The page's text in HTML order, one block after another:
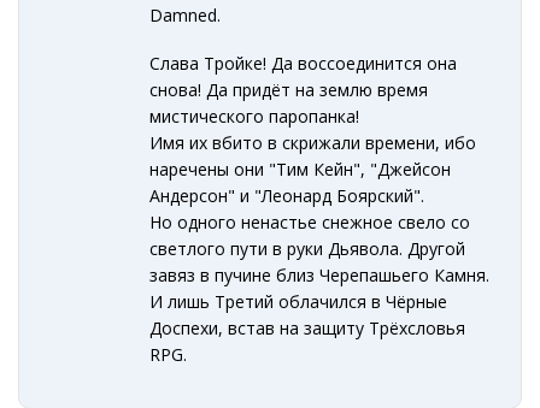
Damned.
Слава Тройке! Да воссоединится она
снова! Да придёт на землю время
мистического паропанка!
Имя их вбито в скрижали времени, ибо
наречены они "Тим Кейн", "Джейсон
Андерсон" и "Леонард Боярский".
Но одного ненастье снежное свело со
светлого пути в руки Дьявола. Другой
завяз в пучине близ Черепашьего Камня.
И лишь Третий облачился в Чёрные
Доспехи, встав на защиту Трёхсловья
RPG.